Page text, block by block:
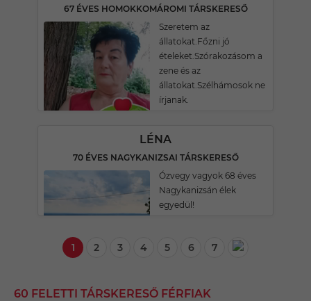
67 ÉVES HOMOKKOMÁROMI TÁRSKERESŐ
Szeretem az
állatokat.Főzni jó
ételeket.Szórakozásom a
zene és az
állatokat.Szélhámosok ne
írjanak.
LÉNA
70 ÉVES NAGYKANIZSAI TÁRSKERESŐ
Ózvegy vagyok 68 éves
Nagykanizsán élek
egyedül!
1 2 3 4 5 6 7
60 FELETTI TÁRSKERESŐ FÉRFIAK